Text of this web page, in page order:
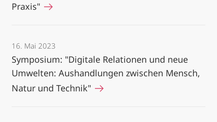
Praxis"
16. Mai 2023
Symposium: "Digitale Relationen und neue
Umwelten: Aushandlungen zwischen Mensch,
Natur und Technik"